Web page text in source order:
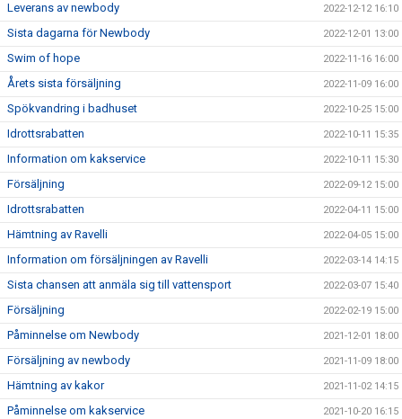
Leverans av newbody 2022-12-12 16:10
Sista dagarna för Newbody 2022-12-01 13:00
Swim of hope 2022-11-16 16:00
Årets sista försäljning 2022-11-09 16:00
Spökvandring i badhuset 2022-10-25 15:00
Idrottsrabatten 2022-10-11 15:35
Information om kakservice 2022-10-11 15:30
Försäljning 2022-09-12 15:00
Idrottsrabatten 2022-04-11 15:00
Hämtning av Ravelli 2022-04-05 15:00
Information om försäljningen av Ravelli 2022-03-14 14:15
Sista chansen att anmäla sig till vattensport 2022-03-07 15:40
Försäljning 2022-02-19 15:00
Påminnelse om Newbody 2021-12-01 18:00
Försäljning av newbody 2021-11-09 18:00
Hämtning av kakor 2021-11-02 14:15
Påminnelse om kakservice 2021-10-20 16:15